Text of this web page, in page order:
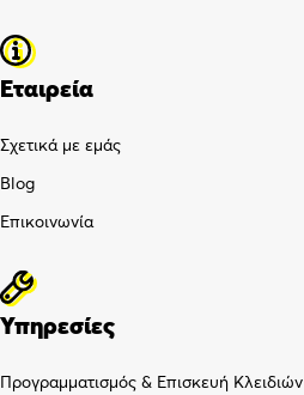
Εταιρεία
Σχετικά με εμάς
Blog
Επικοινωνία
Υπηρεσίες
Προγραμματισμός & Επισκευή Κλειδιών